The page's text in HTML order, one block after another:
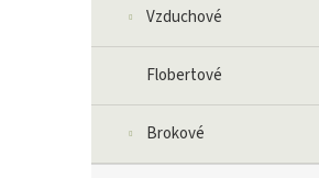
Vzduchové
Flobertové
Brokové